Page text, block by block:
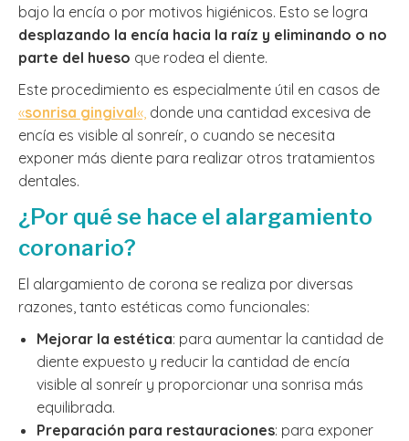
bajo la encía o por motivos higiénicos. Esto se logra
desplazando la encía hacia la raíz y eliminando o no
parte del hueso que rodea el diente.
Este procedimiento es especialmente útil en casos de
«sonrisa gingival«, donde una cantidad excesiva de
encía es visible al sonreír, o cuando se necesita
exponer más diente para realizar otros tratamientos
dentales.
¿Por qué se hace el alargamiento
coronario?
El alargamiento de corona se realiza por diversas
razones, tanto estéticas como funcionales:
Mejorar la estética: para aumentar la cantidad de
diente expuesto y reducir la cantidad de encía
visible al sonreír y proporcionar una sonrisa más
equilibrada.
Preparación para restauraciones: para exponer